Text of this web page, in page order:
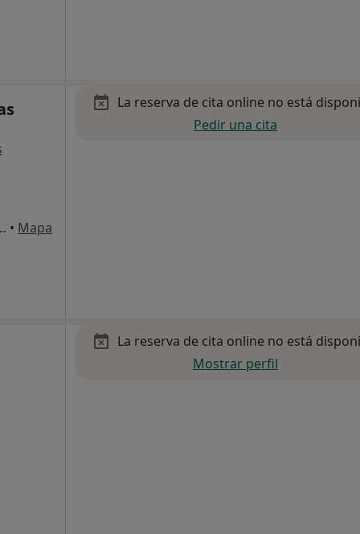
Alcoy Plaza., Alcoy • Mapa
La reserva de cita online no está
Pedir una cita
La reserva de cita online no está
Mostrar perfil